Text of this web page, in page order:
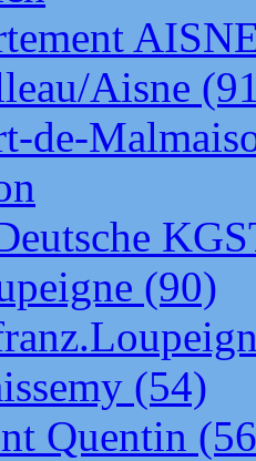
Aisne
de-
(90)
(54)
Quentin